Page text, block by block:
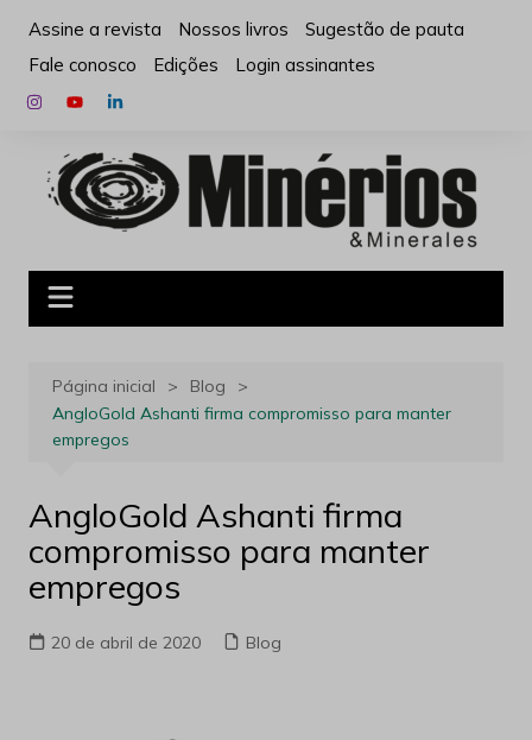
para
conteúdo
Assine a revista Nossos livros
Sugestão de pauta
Fale conosco
Edições Login assinantes
Página inicial
Blog
AngloGold Ashanti firma compromisso para manter
empregos
AngloGold Ashanti firma
compromisso para manter
empregos
20 de abril de 2020 Blog